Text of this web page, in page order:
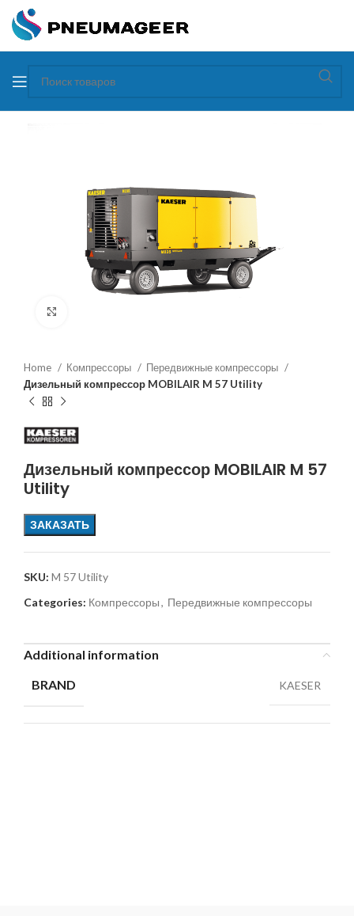
Home Компрессоры
Передвижные компрессоры
Дизельный компрессор MOBILAIR M 57 Utility
Дизельный компрессор MOBILAIR M 57
Utility
ЗАКАЗАТЬ
SKU: M 57 Utility
Categories: Компрессоры, Передвижные компрессоры
Additional information
BRAND
KAESER